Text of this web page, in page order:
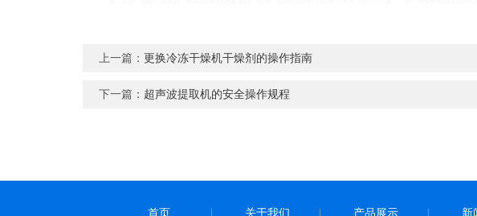
上一篇：更换冷冻干燥机干燥剂的操作指南
下一篇： 超声波提取机的安全操作规程
首页 关于我们 产品展示 新